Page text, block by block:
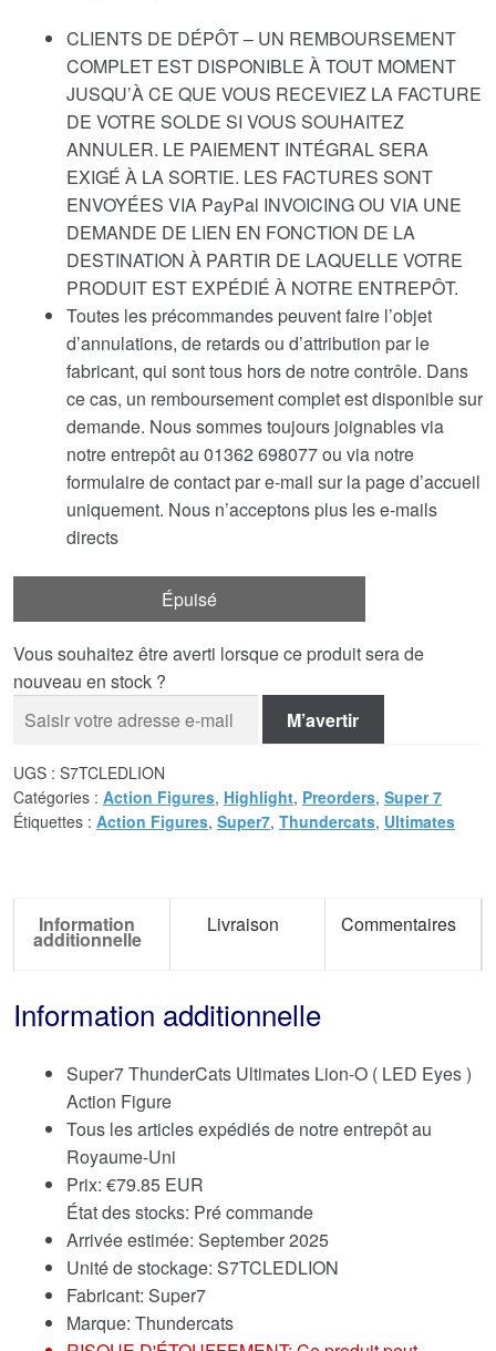
CLIENTS DE DÉPÔT – UN REMBOURSEMENT
COMPLET EST DISPONIBLE À TOUT MOMENT
JUSQU’À CE QUE VOUS RECEVIEZ LA FACTURE
DE VOTRE SOLDE SI VOUS SOUHAITEZ
ANNULER. LE PAIEMENT INTÉGRAL SERA
EXIGÉ À LA SORTIE. LES FACTURES SONT
ENVOYÉES VIA PayPal INVOICING OU VIA UNE
DEMANDE DE LIEN EN FONCTION DE LA
DESTINATION À PARTIR DE LAQUELLE VOTRE
PRODUIT EST EXPÉDIÉ À NOTRE ENTREPÔT.
Toutes les précommandes peuvent faire l’objet
d’annulations, de retards ou d’attribution par le
fabricant, qui sont tous hors de notre contrôle. Dans
ce cas, un remboursement complet est disponible sur
demande. Nous sommes toujours joignables via
notre entrepôt au 01362 698077 ou via notre
formulaire de contact par e-mail sur la page d’accueil
uniquement. Nous n’acceptons plus les e-mails
directs
Épuisé
Vous souhaitez être averti lorsque ce produit sera de
nouveau en stock ?
M’avertir
UGS : S7TCLEDLION
Catégories : Action Figures, Highlight, Preorders, Super 7
Étiquettes : Action Figures, Super7, Thundercats, Ultimates
Information
additionnelle
Livraison Commentaires
Information additionnelle
Super7 ThunderCats Ultimates Lion-O ( LED Eyes )
Action Figure
Tous les articles expédiés de notre entrepôt au
Royaume-Uni
Prix: €79.85 EUR
État des stocks: Pré commande
Arrivée estimée: September 2025
Unité de stockage: S7TCLEDLION
Fabricant: Super7
Marque: Thundercats